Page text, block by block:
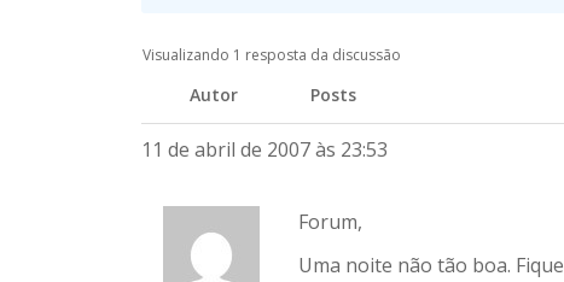
Visualizando 1 resposta da discussão
Autor Posts
11 de abril de 2007 às 23:53
Forum,
Uma noite não tão boa.